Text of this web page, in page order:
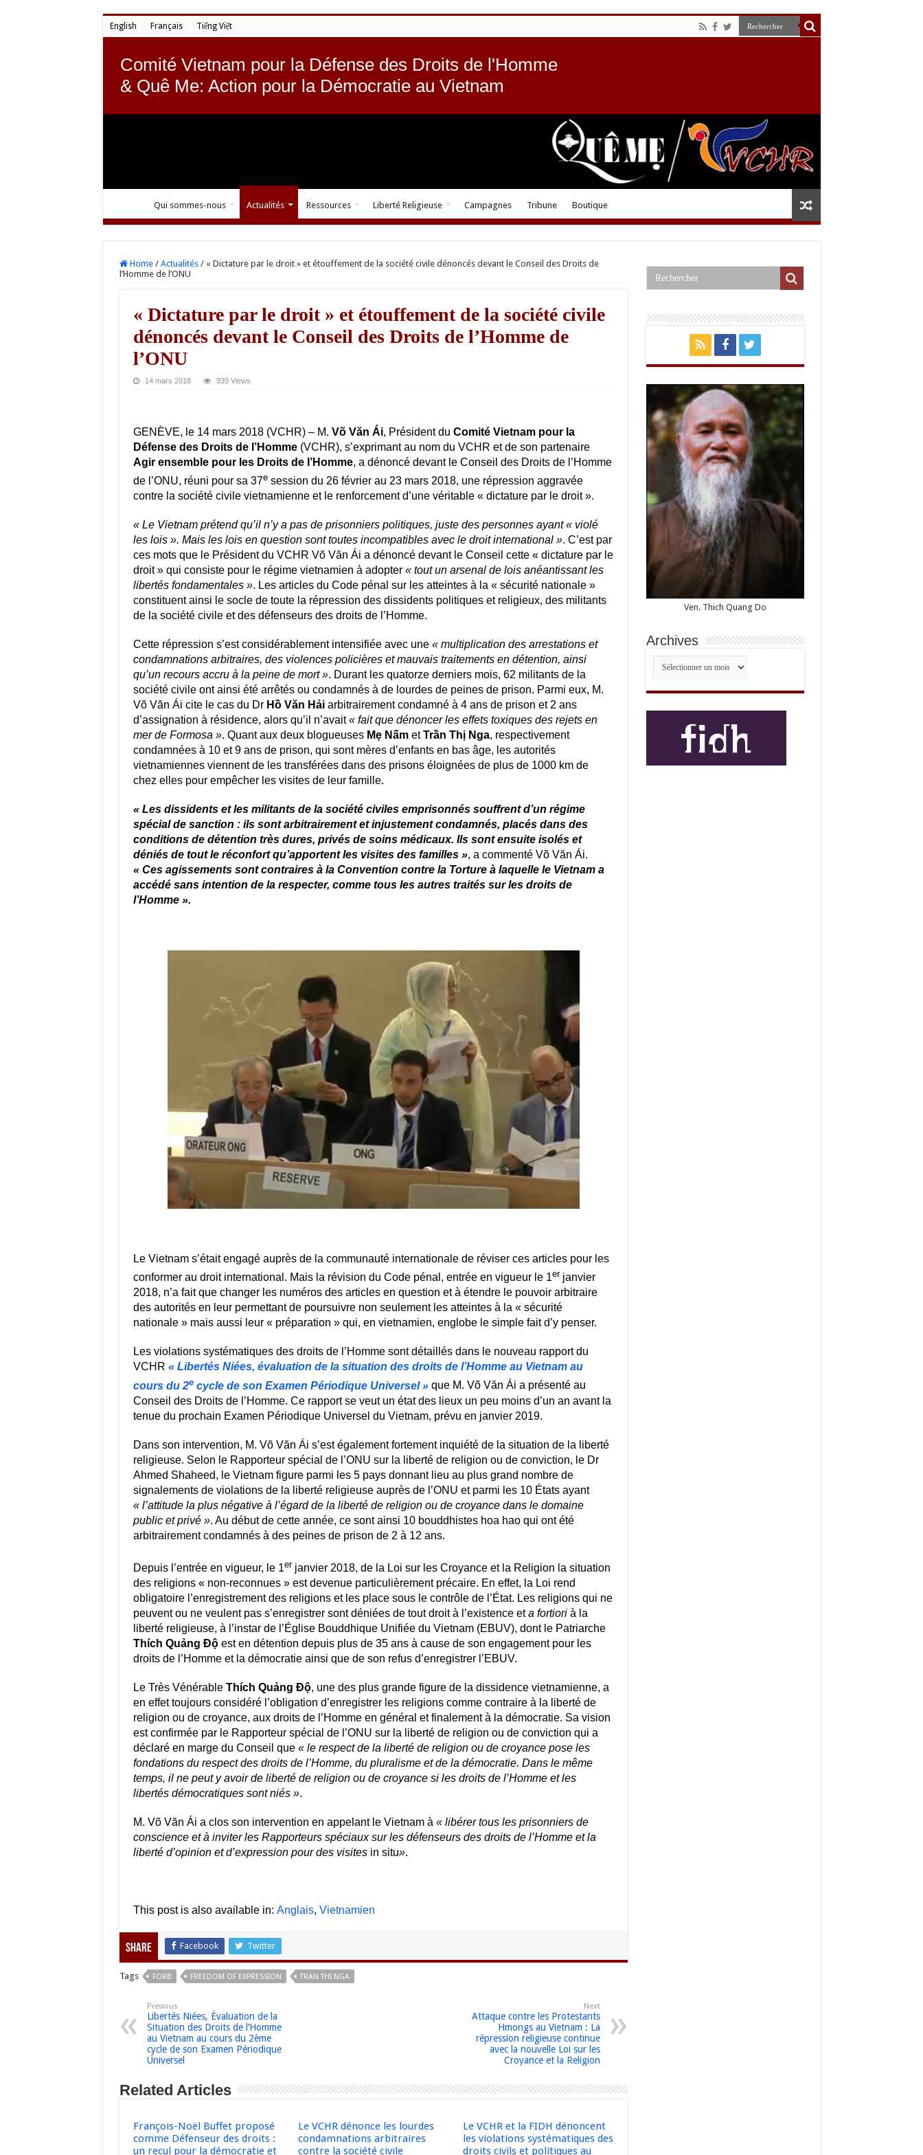
English Français Tiếng Việt
Comité Vietnam pour la Défense des Droits de l'Homme
& Quê Me: Action pour la Démocratie au Vietnam
Qui sommes-nous Actualités Ressources Liberté Religieuse Campagnes Tribune Boutique
Home / Actualités / « Dictature par le droit » et étouffement de la société civile dénoncés devant le Conseil des Droits de
l’Homme de l’ONU
« Dictature par le droit » et étouffement de la société civile
dénoncés devant le Conseil des Droits de l’Homme de
l’ONU
14 mars 2018 939 Views
GENÈVE, le 14 mars 2018 (VCHR) – M. Võ Văn Ái, Président du Comité Vietnam pour la
Défense des Droits de l’Homme(VCHR), s’exprimant au nom du VCHR et de son partenaire
Agir ensemble pour les Droits de l’Homme, a dénoncé devant le Conseil des Droits de l’Homme
de l’ONU, réuni pour sa 37esession du 26 février au 23 mars 2018, une répression aggravée
contre la société civile vietnamienne et le renforcement d’une véritable « dictature par le droit ».
« Le Vietnam prétend qu’il n’y a pas de prisonniers politiques, juste des personnes ayant « violé
les lois ». Mais les lois en question sont toutes incompatibles avec le droit international ». C’est par
ces mots que le Président du VCHR Võ Văn Ái a dénoncé devant le Conseil cette « dictature par le
droit » qui consiste pour le régime vietnamien à adopter « tout un arsenal de lois anéantissant les
libertés fondamentales ». Les articles du Code pénal sur les atteintes à la « sécurité nationale »
constituent ainsi le socle de toute la répression des dissidents politiques et religieux, des militants
de la société civile et des défenseurs des droits de l’Homme.
Cette répression s’est considérablement intensifiée avec une « multiplication des arrestations et
condamnations arbitraires, des violences policières et mauvais traitements en détention, ainsi
qu’un recours accru à la peine de mort ». Durant les quatorze derniers mois, 62 militants de la
société civile ont ainsi été arrêtés ou condamnés à de lourdes de peines de prison. Parmi eux, M.
Võ Văn Ái cite le cas du Dr Hồ Văn Hảiarbitrairement condamné à 4 ans de prison et 2 ans
d’assignation à résidence, alors qu’il n’avait« fait que dénoncer les effets toxiques des rejets en
mer de Formosa ». Quant aux deux blogueuses Mẹ NấmetTrần Thị Nga, respectivement
condamnées à 10 et 9 ans de prison, qui sont mères d’enfants en bas âge, les autorités
vietnamiennes viennent de les transférées dans des prisons éloignées de plus de 1000 km de
chez elles pour empêcher les visites de leur famille.
« Les dissidents et les militants de la société civiles emprisonnés souffrent d’un régime
spécial de sanction : ils sont arbitrairement et injustement condamnés, placés dans des
conditions de détention très dures, privés de soins médicaux. Ils sont ensuite isolés et
déniés de tout le réconfort qu’apportent les visites des familles », a commenté Võ Văn Ái.
« Ces agissements sont contraires à la Convention contre la Torture à laquelle le Vietnam a
accédé sans intention de la respecter, comme tous les autres traités sur les droits de
l’Homme ».
Le Vietnam s’était engagé auprès de la communauté internationale de réviser ces articles pour les
conformer au droit international. Mais la révision du Code pénal, entrée en vigueur le 1er janvier
2018, n’a fait que changer les numéros des articles en question et à étendre le pouvoir arbitraire
des autorités en leur permettant de poursuivre non seulement les atteintes à la « sécurité
nationale » mais aussi leur « préparation » qui, en vietnamien, englobe le simple fait d’y penser.
Les violations systématiques des droits de l’Homme sont détaillés dans le nouveau rapport du
VCHR « Libertés Niées, évaluation de la situation des droits de l’Homme au Vietnam au
cours du 2ecycle de son Examen Périodique Universel »que M. Võ Văn Ái a présenté au
Conseil des Droits de l’Homme. Ce rapport se veut un état des lieux un peu moins d’un an avant la
tenue du prochain Examen Périodique Universel du Vietnam, prévu en janvier 2019.
Dans son intervention, M. Võ Văn Ái s’est également fortement inquiété de la situation de la liberté
religieuse. Selon le Rapporteur spécial de l’ONU sur la liberté de religion ou de conviction, le Dr
Ahmed Shaheed, le Vietnam figure parmi les 5 pays donnant lieu au plus grand nombre de
signalements de violations de la liberté religieuse auprès de l’ONU et parmi les 10 États ayant
« l’attitude la plus négative à l’égard de la liberté de religion ou de croyance dans le domaine
public et privé ». Au début de cette année, ce sont ainsi 10 bouddhistes hoa hao qui ont été
arbitrairement condamnés à des peines de prison de 2 à 12 ans.
Depuis l’entrée en vigueur, le 1er janvier 2018, de la Loi sur les Croyance et la Religion la situation
des religions « non-reconnues » est devenue particulièrement précaire. En effet, la Loi rend
obligatoire l’enregistrement des religions et les place sous le contrôle de l’État. Les religions qui ne
peuvent ou ne veulent pas s’enregistrer sont déniées de tout droit à l’existence eta fortiorià la
liberté religieuse, à l’instar de l’Église Bouddhique Unifiée du Vietnam (EBUV), dont le Patriarche
Thích Quảng Độest en détention depuis plus de 35 ans à cause de son engagement pour les
droits de l’Homme et la démocratie ainsi que de son refus d’enregistrer l’EBUV.
Le Très Vénérable Thích Quảng Độ, une des plus grande figure de la dissidence vietnamienne, a
en effet toujours considéré l’obligation d’enregistrer les religions comme contraire à la liberté de
religion ou de croyance, aux droits de l’Homme en général et finalement à la démocratie. Sa vision
est confirmée par le Rapporteur spécial de l’ONU sur la liberté de religion ou de conviction qui a
déclaré en marge du Conseil que « le respect de la liberté de religion ou de croyance pose les
fondations du respect des droits de l’Homme, du pluralisme et de la démocratie. Dans le même
temps, il ne peut y avoir de liberté de religion ou de croyance si les droits de l’Homme et les
libertés démocratiques sont niés ».
M. Võ Văn Ái a clos son intervention en appelant le Vietnam à « libérer tous les prisonniers de
conscience et à inviter les Rapporteurs spéciaux sur les défenseurs des droits de l’Homme et la
liberté d’opinion et d’expression pour des visitesin situ».
This post is also available in: Anglais Vietnamien
Share Facebook Twitter
Tags FORB FREEDOM OF EXPRESSION TRAN THI NGA
Previous
Libertés Niées, Évaluation de la
Situation des Droits de l’Homme
au Vietnam au cours du 2ème
cycle de son Examen Périodique
Universel
Next
Attaque contre les Protestants
Hmongs au Vietnam : La
répression religieuse continue
avec la nouvelle Loi sur les
Croyance et la Religion
Related Articles
François-Noël Buffet proposé
comme Défenseur des droits :
un recul pour la démocratie et
Le VCHR dénonce les lourdes
condamnations arbitraires
contre la société civile
Le VCHR et la FIDH dénoncent
les violations systématiques des
droits civils et politiques au
Ven. Thich Quang Do
Archives
Archives